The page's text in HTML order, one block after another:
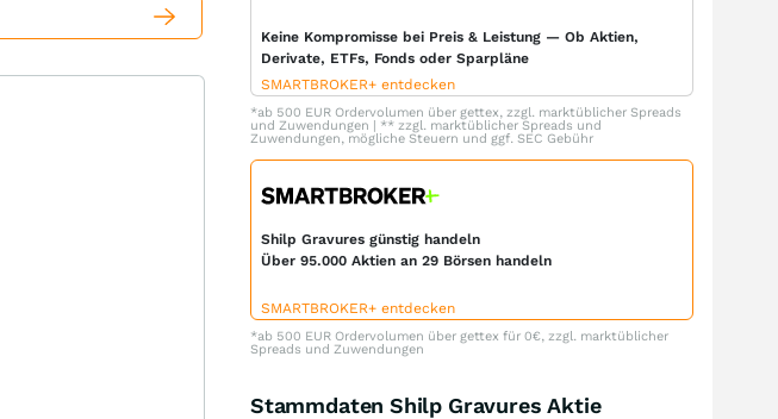
Keine Kompromisse bei Preis & Leistung — Ob Aktien,
Derivate, ETFs, Fonds oder Sparpläne
SMARTBROKER+ entdecken
*ab 500 EUR Ordervolumen über gettex, zzgl. marktüblicher Spreads
und Zuwendungen | ** zzgl. marktüblicher Spreads und
Zuwendungen, mögliche Steuern und ggf. SEC Gebühr
Shilp Gravures günstig handeln
Über 95.000 Aktien an 29 Börsen handeln
SMARTBROKER+ entdecken
*ab 500 EUR Ordervolumen über gettex für 0€, zzgl. marktüblicher
Spreads und Zuwendungen
Stammdaten Shilp Gravures Aktie